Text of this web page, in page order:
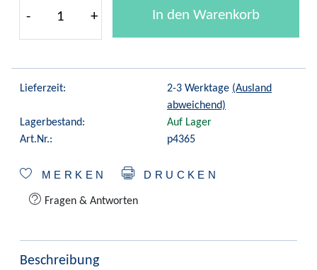
- + In den Warenkorb
Lieferzeit: 2-3 Werktage (Ausland
abweichend)
Lagerbestand:
Auf Lager
Art.Nr.:
p4365
MERKEN DRUCKEN
Fragen & Antworten
Beschreibung